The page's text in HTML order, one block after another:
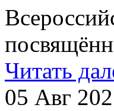
Читать
05 Авг